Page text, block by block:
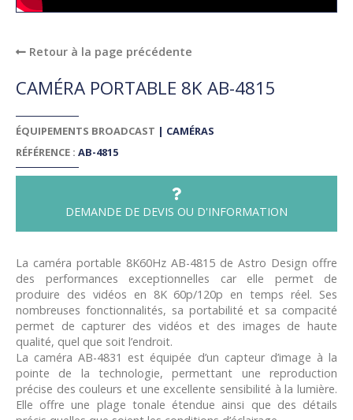
Retour à la page précédente
CAMÉRA PORTABLE 8K AB-4815
ÉQUIPEMENTS BROADCAST | CAMÉRAS
RÉFÉRENCE : AB-4815
DEMANDE DE DEVIS OU D'INFORMATION
La caméra portable 8K60Hz AB-4815 de Astro Design offre
des performances exceptionnelles car elle permet de
produire des vidéos en 8K 60p/120p en temps réel. Ses
nombreuses fonctionnalités, sa portabilité et sa compacité
permet de capturer des vidéos et des images de haute
qualité, quel que soit l’endroit.
La caméra AB-4831 est équipée d’un capteur d’image à la
pointe de la technologie, permettant une reproduction
précise des couleurs et une excellente sensibilité à la lumière.
Elle offre une plage tonale étendue ainsi que des détails